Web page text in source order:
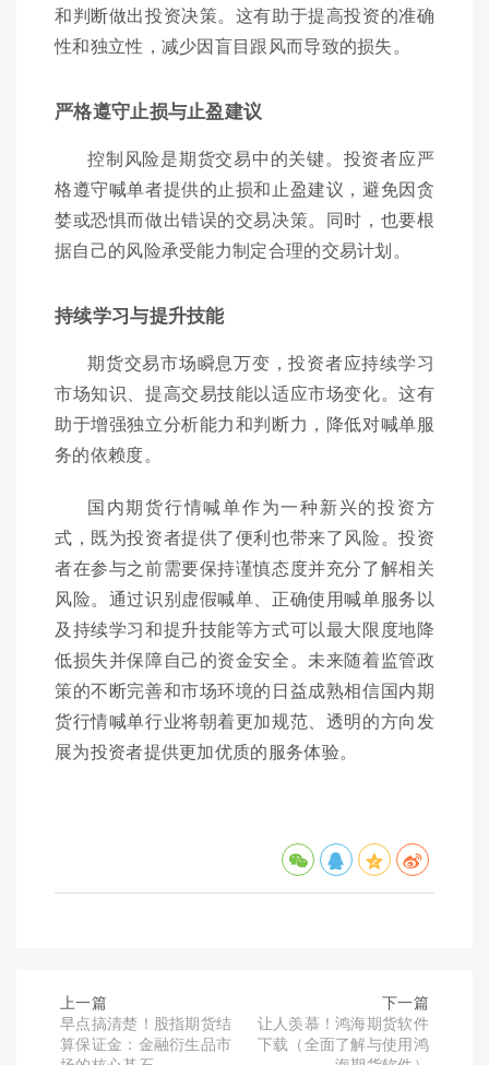
和判断做出投资决策。这有助于提高投资的准确
性和独立性，减少因盲目跟风而导致的损失。
严格遵守止损与止盈建议
控制风险是期货交易中的关键。投资者应严
格遵守喊单者提供的止损和止盈建议，避免因贪
婪或恐惧而做出错误的交易决策。同时，也要根
据自己的风险承受能力制定合理的交易计划。
持续学习与提升技能
期货交易市场瞬息万变，投资者应持续学习
市场知识、提高交易技能以适应市场变化。这有
助于增强独立分析能力和判断力，降低对喊单服
务的依赖度。
国内期货行情喊单作为一种新兴的投资方
式，既为投资者提供了便利也带来了风险。投资
者在参与之前需要保持谨慎态度并充分了解相关
风险。通过识别虚假喊单、正确使用喊单服务以
及持续学习和提升技能等方式可以最大限度地降
低损失并保障自己的资金安全。未来随着监管政
策的不断完善和市场环境的日益成熟相信国内期
货行情喊单行业将朝着更加规范、透明的方向发
展为投资者提供更加优质的服务体验。
上一篇
早点搞清楚！股指期货结
算保证金：金融衍生品市
下一篇
让人羡慕！鸿海期货软件
下载（全面了解与使用鸿